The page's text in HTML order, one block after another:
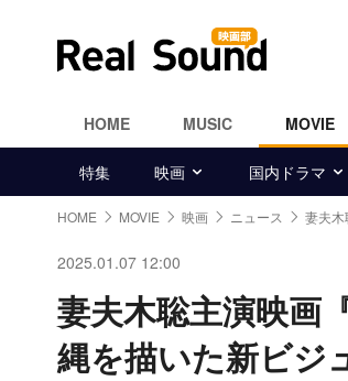
HOME MUSIC MOVIE
特集 映画 国内ドラマ
HOME MOVIE 映画 ニュース 妻夫
2025.01.07 12:00
妻夫木聡主演映画
縄を描いた新ビジ